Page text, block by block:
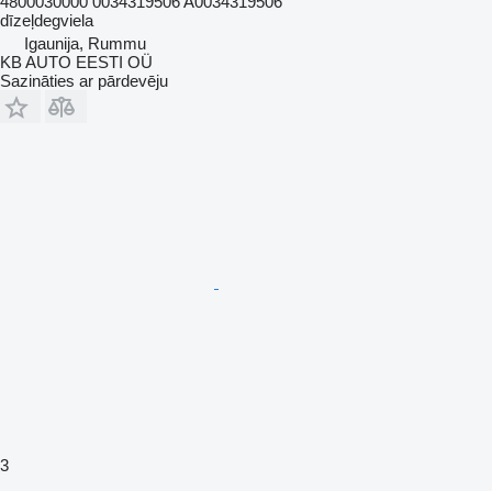
dīzeļdegviela
Igaunija, Rummu
KB AUTO EESTI OÜ
Sazināties ar pārdevēju
3